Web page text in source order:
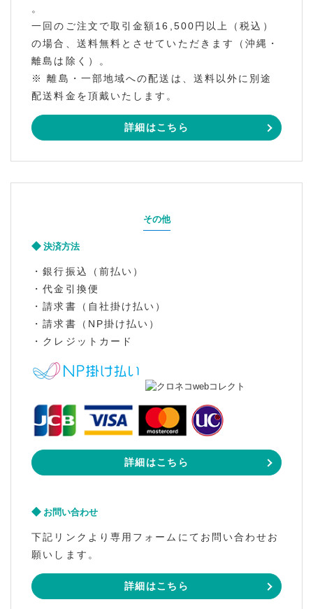
。
一回のご注文で取引金額16,500円以上（税込）
の場合、送料無料とさせていただきます（沖縄・
離島は除く）。
※ 離島・一部地域への配送は、送料以外に別途
配送料金を頂戴いたします。
詳細はこちら
その他
決済方法
・銀行振込（前払い）
・代金引換便
・請求書（自社掛け払い）
・請求書（NP掛け払い）
・クレジットカード
詳細はこちら
お問い合わせ
下記リンクより専用フォームにてお問い合わせお
願いします。
詳細はこちら